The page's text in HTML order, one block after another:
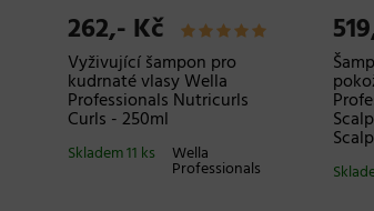
262,- Kč
Vyživující šampon pro
kudrnaté vlasy Wella
Professionals Nutricurls
Curls - 250ml
Wella
Professionals
Skladem 11 ks